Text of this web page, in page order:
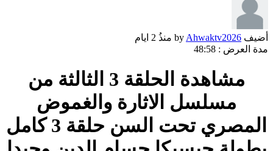
أضيف by Ahwaktv2026 منذُ 2 ايام
مدة العرض : 48:58
مشاهدة الحلقة 3 الثالثة من
مسلسل الاثارة والغموض
المصري تحت السن حلقة 3 كامل